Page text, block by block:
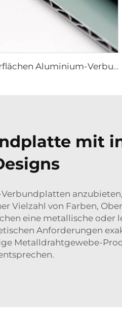
Einfarbige Oberflächen Aluminium-Verbundplatte – 4mm x 1220mm x 2440mm
mit
Vielzahl von Farben,
eine metallische oder
Anforderungen
Metalldrahtgewebe-